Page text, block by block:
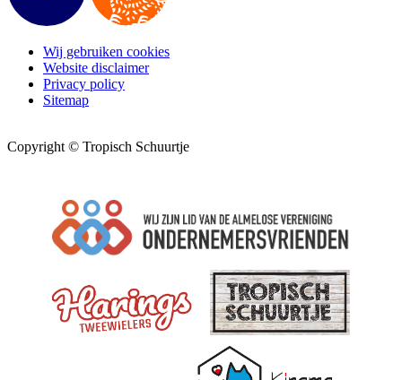
Wij gebruiken cookies
Website disclaimer
Privacy policy
Sitemap
Copyright © Tropisch Schuurtje